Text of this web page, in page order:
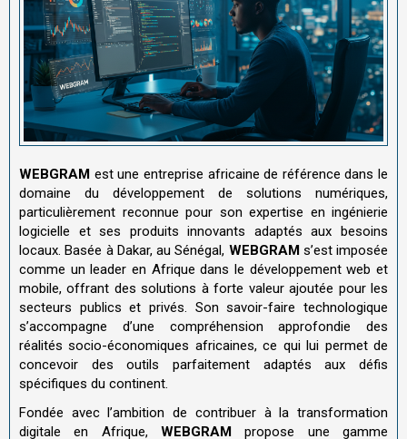
WEBGRAM est une entreprise africaine de référence dans le
domaine du développement de solutions numériques,
particulièrement reconnue pour son expertise en ingénierie
logicielle et ses produits innovants adaptés aux besoins
locaux. Basée à Dakar, au Sénégal, WEBGRAM s’est imposée
comme un leader en Afrique dans le développement web et
mobile, offrant des solutions à forte valeur ajoutée pour les
secteurs publics et privés. Son savoir-faire technologique
s’accompagne d’une compréhension approfondie des
réalités socio-économiques africaines, ce qui lui permet de
concevoir des outils parfaitement adaptés aux défis
spécifiques du continent.
Fondée avec l’ambition de contribuer à la transformation
digitale en Afrique, WEBGRAM propose une gamme